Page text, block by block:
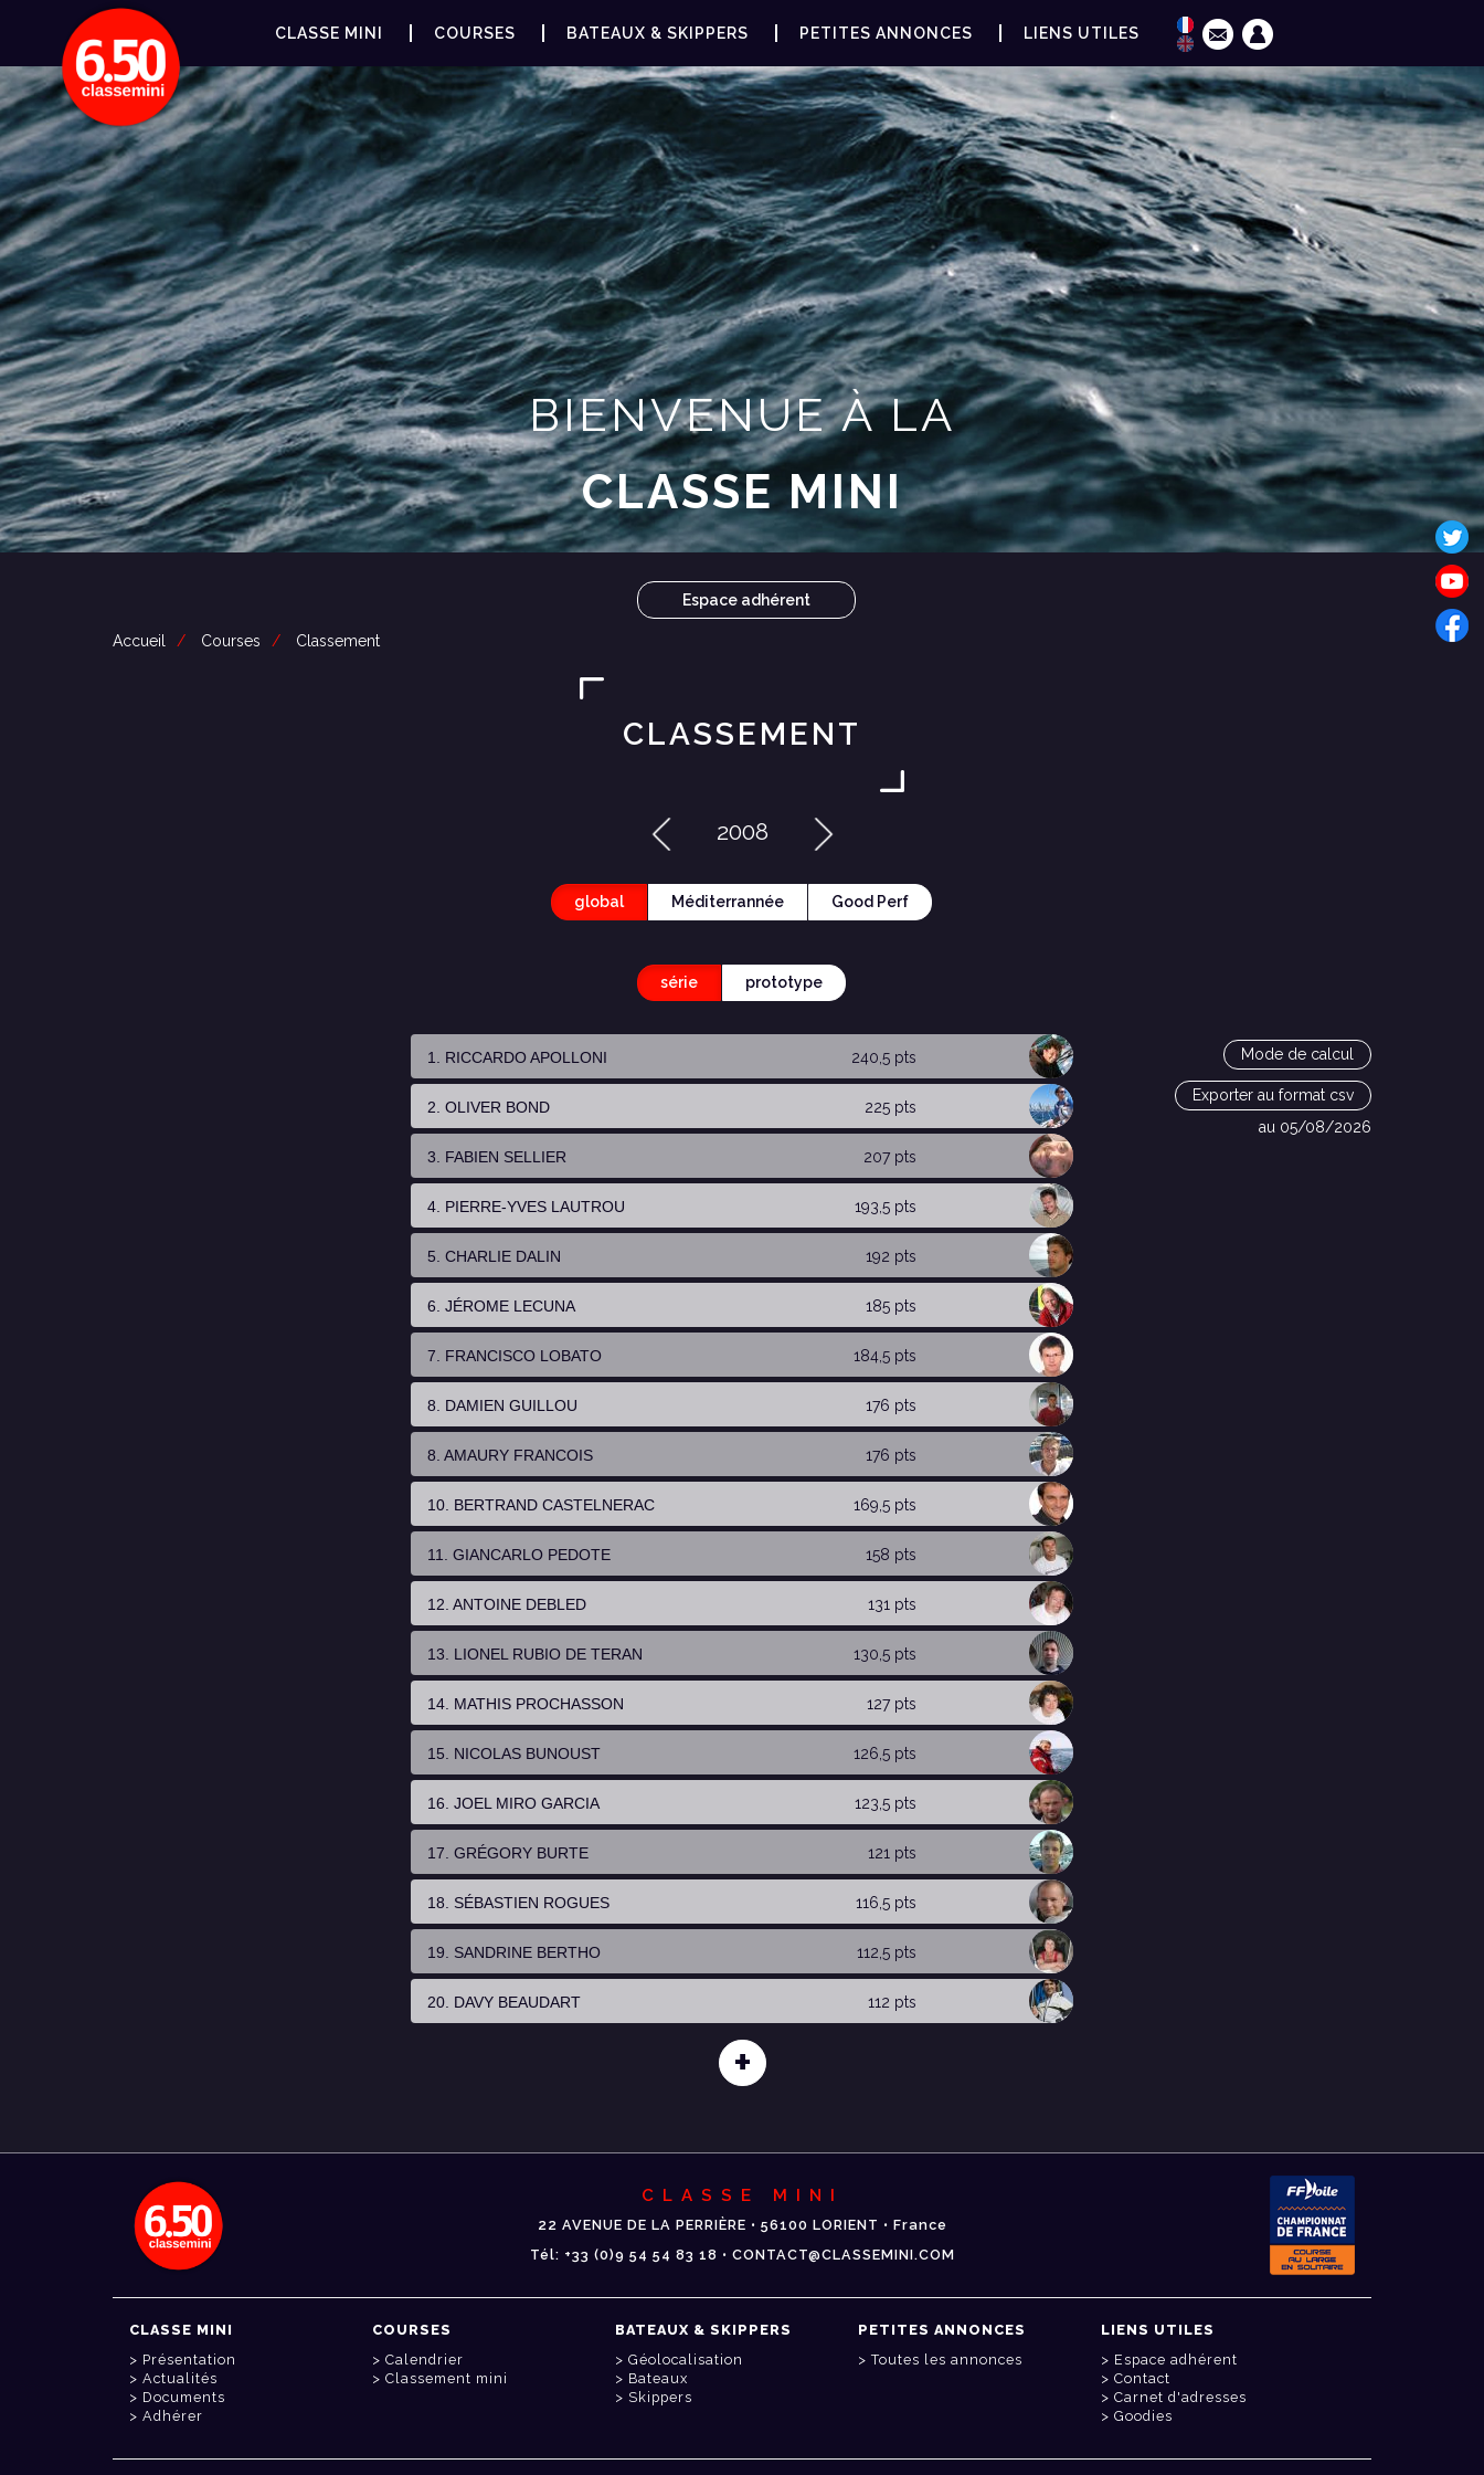
CLASSE MINI COURSES BATEAUX & SKIPPERS PETITES ANNONCES LIENS UTILES
BIENVENUE À LA
CLASSE MINI
Espace adhérent
Accueil Courses Classement
CLASSEMENT
2008
global Méditerrannée Good Perf
série prototype
Mode de calcul
Exporter au format csv
au 05/08/2026
1. RICCARDO APOLLONI 240,5 pts
2. OLIVER BOND 225 pts
3. FABIEN SELLIER 207 pts
4. PIERRE-YVES LAUTROU 193,5 pts
5. CHARLIE DALIN 192 pts
6. JÉROME LECUNA 185 pts
7. FRANCISCO LOBATO 184,5 pts
8. DAMIEN GUILLOU 176 pts
8. AMAURY FRANCOIS 176 pts
10. BERTRAND CASTELNERAC 169,5 pts
11. GIANCARLO PEDOTE 158 pts
12. ANTOINE DEBLED 131 pts
13. LIONEL RUBIO DE TERAN 130,5 pts
14. MATHIS PROCHASSON 127 pts
15. NICOLAS BUNOUST 126,5 pts
16. JOEL MIRO GARCIA 123,5 pts
17. GRÉGORY BURTE 121 pts
18. SÉBASTIEN ROGUES 116,5 pts
19. SANDRINE BERTHO 112,5 pts
20. DAVY BEAUDART 112 pts
+
CLASSE MINI
22 AVENUE DE LA PERRIÈRE • 56100 LORIENT • France
Tél: +33 (0)9 54 54 83 18 • CONTACT@CLASSEMINI.COM
CLASSE MINI
Présentation
Actualités
Documents
Adhérer
COURSES
Calendrier
Classement mini
BATEAUX & SKIPPERS
Géolocalisation
Bateaux
Skippers
PETITES ANNONCES
Toutes les annonces
LIENS UTILES
Espace adhérent
Contact
Carnet d'adresses
Goodies